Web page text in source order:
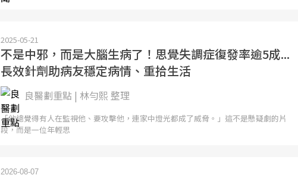
2025-05-21
不是中邪，而是大腦生病了！思覺失調症復發率逾5成...
長效針劑助病友穩定病情、重拾生活
良醫劃重點 | 林勻熙 整理
「他總覺得有人在監視他、要攻擊他，連家中燈光都成了威脅。」這不是懸疑劇的片
段，而是一位年輕思